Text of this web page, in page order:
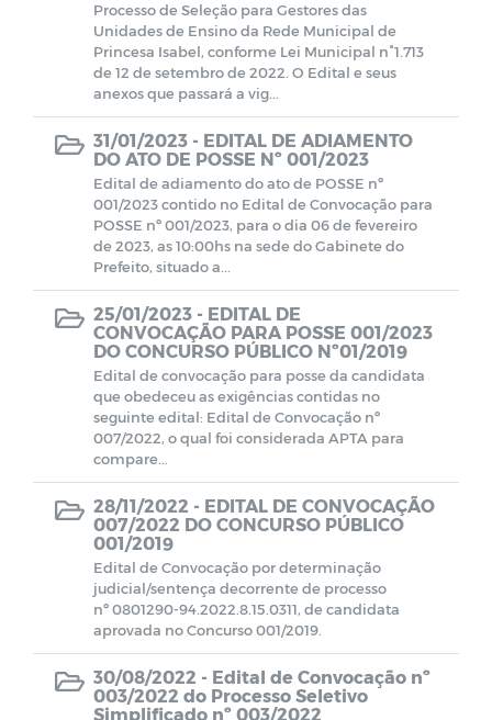
Processo de Seleção para Gestores das
Unidades de Ensino da Rede Municipal de
Princesa Isabel, conforme Lei Municipal n°1.713
de 12 de setembro de 2022. O Edital e seus
anexos que passará a vig...
31/01/2023 - EDITAL DE ADIAMENTO
DO ATO DE POSSE Nº 001/2023
Edital de adiamento do ato de POSSE nº
001/2023 contido no Edital de Convocação para
POSSE nº 001/2023, para o dia 06 de fevereiro
de 2023, as 10:00hs na sede do Gabinete do
Prefeito, situado a...
25/01/2023 - EDITAL DE
CONVOCAÇÃO PARA POSSE 001/2023
DO CONCURSO PÚBLICO Nº01/2019
Edital de convocação para posse da candidata
que obedeceu as exigências contidas no
seguinte edital: Edital de Convocação nº
007/2022, o qual foi considerada APTA para
compare...
28/11/2022 - EDITAL DE CONVOCAÇÃO
007/2022 DO CONCURSO PÚBLICO
001/2019
Edital de Convocação por determinação
judicial/sentença decorrente de processo
nº 0801290-94.2022.8.15.0311, de candidata
aprovada no Concurso 001/2019.
30/08/2022 - Edital de Convocação nº
003/2022 do Processo Seletivo
Simplificado nº 003/2022